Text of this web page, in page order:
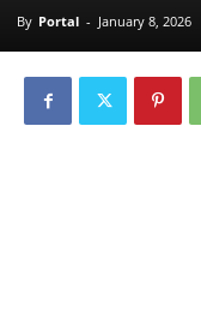
By Portal - January 8, 2026